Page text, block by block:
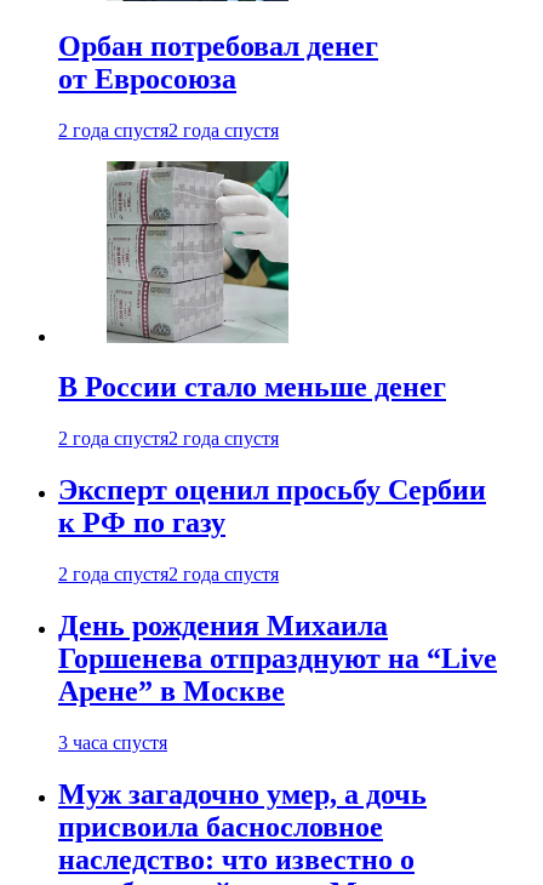
Орбан потребовал денег
от Евросоюза
2 года спустя2 года спустя
В России стало меньше денег
2 года спустя2 года спустя
Эксперт оценил просьбу Сербии
к РФ по газу
2 года спустя2 года спустя
День рождения Михаила
Горшенева отпразднуют на “Live
Арене” в Москве
3 часа спустя
Муж загадочно умер, а дочь
присвоила баснословное
наследство: что известно о